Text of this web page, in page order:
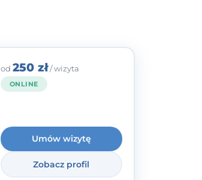
od 250 zł/ wizyta
ONLINE
Umów wizytę
Zobacz profil